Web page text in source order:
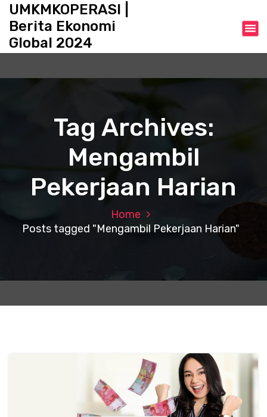
UMKMKOPERASI |
Berita Ekonomi
Global 2024
Tag Archives:
Mengambil
Pekerjaan Harian
Home
Posts tagged "Mengambil Pekerjaan Harian"